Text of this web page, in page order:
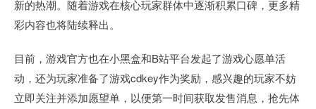
新的热潮。随着游戏在核心玩家群体中逐渐积累口碑，更多精
彩内容也将陆续释出。
目前，游戏官方也在小黑盒和B站平台发起了游戏心愿单活
动，还为玩家准备了游戏cdkey作为奖励，感兴趣的玩家不妨
立即关注并添加愿望单，以便第一时间获取发售消息，抢先体